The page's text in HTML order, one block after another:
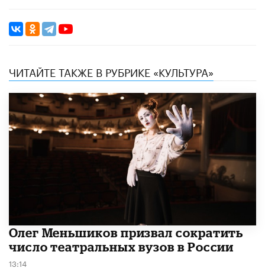
ЧИТАЙТЕ ТАКЖЕ В РУБРИКЕ «КУЛЬТУРА»
Олег Меньшиков призвал сократить
число театральных вузов в России
13:14